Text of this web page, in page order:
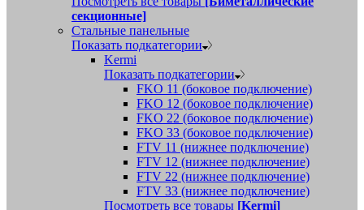
секционные]
Стальные панельные
Показать подкатегории
Kermi
Показать подкатегории
FKO 11 (боковое подключение)
FKO 12 (боковое подключение)
FKO 22 (боковое подключение)
FKO 33 (боковое подключение)
FTV 11 (нижнее подключение)
FTV 12 (нижнее подключение)
FTV 22 (нижнее подключение)
FTV 33 (нижнее подключение)
Посмотреть все товары [Kermi]